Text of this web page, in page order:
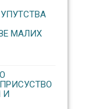
МАЛИХ
И